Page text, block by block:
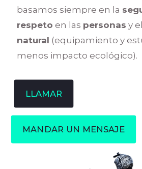
basamos siempre en la
respeto en las personas y el
natural (equipamiento y
menos impacto ecológico).
LLAMAR
MANDAR UN MENSAJE